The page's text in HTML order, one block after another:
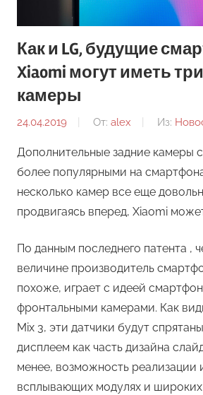
Как и LG, будущие
Xiaomi могут иметь
камеры
24.04.2019 От: alex Из:
Дополнительные задние камеры
более популярными на
несколько камер все еще
продвигаясь вперед, Xiaomi
По данным последнего патента ,
величине производитель
похоже, играет с идеей
фронтальными камерами. Как
Mix 3, эти датчики будут
дисплеем как часть дизайна
менее, возможность реализации
всплывающих модулях и